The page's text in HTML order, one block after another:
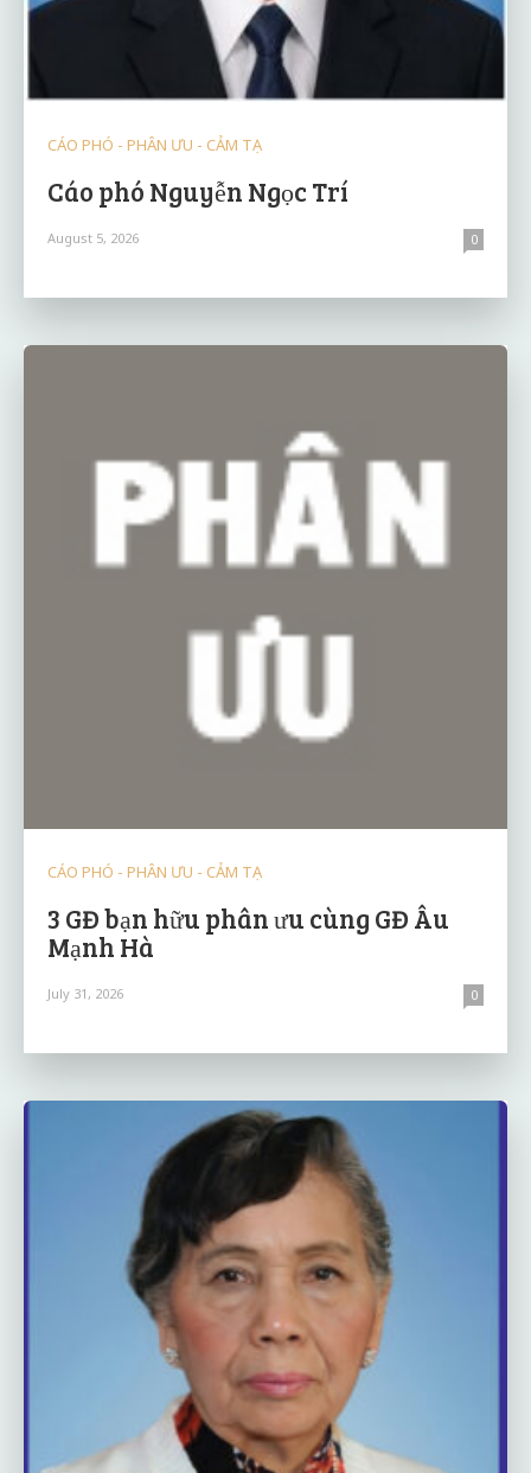
CÁO PHÓ - PHÂN ƯU - CẢM TẠ
Cáo phó Nguyễn Ngọc Trí
August 5, 2026 0
CÁO PHÓ - PHÂN ƯU - CẢM TẠ
3 GĐ bạn hữu phân ưu cùng GĐ Âu
Mạnh Hà
July 31, 2026 0